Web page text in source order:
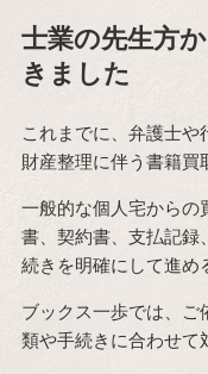
士業の先生方
きました
これまでに、弁護士や
財産整理に伴う書籍買
一般的な個人宅からの
書、契約書、支払記録
続きを明確にして進め
ブックス一歩では、ご
類や手続きに合わせて